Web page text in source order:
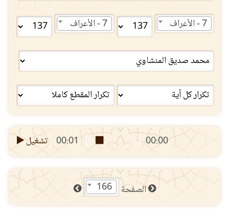
7 - الأعراف 7 - الأعراف
00:00
00:01 تشغيل
الصفحة 166